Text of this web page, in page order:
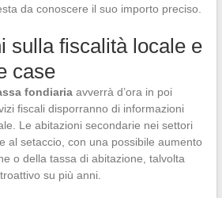
da conoscere il suo importo preciso.
sulla fiscalità locale e
case
fondiariaavverrà d’ora in poi
fiscali disporranno di informazioni
Le abitazioni secondarie nei settori
al setaccio, con una possibile aumento
o della tassa di abitazione, talvolta
su più anni.